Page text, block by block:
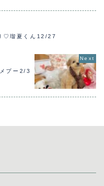
♡瑠夏くん12/27
プー2/3